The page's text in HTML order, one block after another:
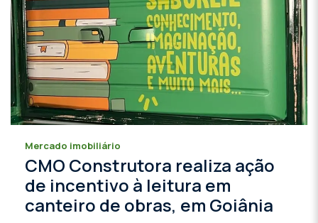
Mercado imobiliário
CMO Construtora realiza ação
de incentivo à leitura em
canteiro de obras, em Goiânia